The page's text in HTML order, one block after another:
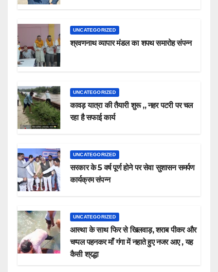
UNCATEGORIZED
श्रवणनाथ व्यापार मंडल का शपथ समारोह संपन्न
UNCATEGORIZED
कावड़ यात्रा की तैयारी शुरू ,, नहर पटरी पर चल
रहा है सफाई कार्य
UNCATEGORIZED
सरकार के 5 वर्ष पूर्ण होने पर सेवा सुशासन समर्पण
कार्यक्रम संपन्न
UNCATEGORIZED
आस्था के साथ फिर से खिलवाड़, शराब पीकर और
चप्पल पहनकर माँ गंगा में नहाते हुए नजर आए , यह
कैसी श्रद्धा